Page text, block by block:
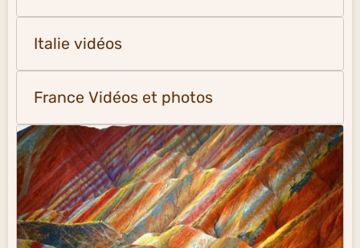
Italie vidéos
France Vidéos et photos